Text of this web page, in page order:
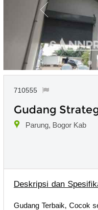
710555
Gudang
Parung, Bogor Kab
Deskripsi dan
Gudang Terbaik, Cocok